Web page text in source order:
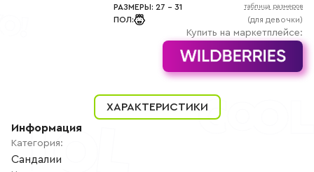
РЕГИСТРАЦИЯ
РАЗМЕРЫ: 27 - 31 таблица размеров
ПОЛ: (для девочки)
Купить на маркетплейсе:
ХАРАКТЕРИСТИКИ
Информация
Категория:
Сандалии